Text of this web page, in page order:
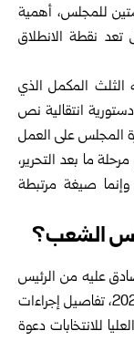
للمجلس، أهمية
تعد نقطة الانطلاق
المكمل الذي
انتقالية نص
المجلس على العمل
‏ما بعد التحرير،
صيغة مرتبطة
الشعب؟
عليه من الرئيس
‏بموجب المرسوم رقم /143/ لعام 2025، تفاصيل إجراءات
للانتخابات دعوة